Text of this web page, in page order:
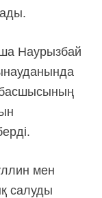
Наурызбай
басшысының
мен
салуды